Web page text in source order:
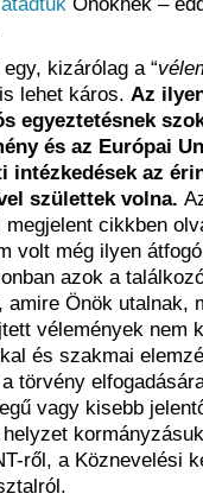
kizárólag a “
lehet káros. Az
egyeztetésnek
és az Európai
intézkedések az
születtek volna.
cikkben
volt még ilyen
azok a
Önök utalnak,
vélemények nem
és szakmai
törvény
vagy kisebb
ről, a Köznevelési